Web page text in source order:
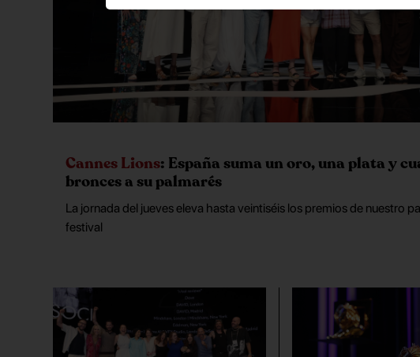
Cannes Lions: España suma un oro, una plata y
bronces a su palmarés
La jornada del jueves eleva hasta veintiséis los premios de nuestro
festival